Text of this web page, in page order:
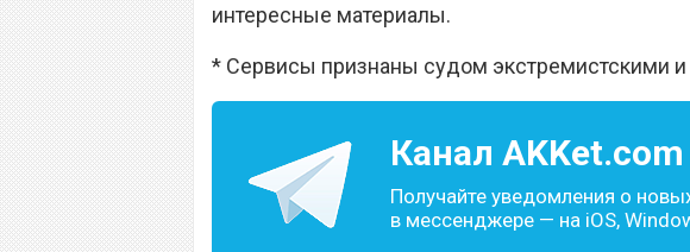
интересные материалы.
* Сервисы признаны судом экстремистскими
Канал AKKet.com
Получайте уведомления о
в мессенджере — на iOS,